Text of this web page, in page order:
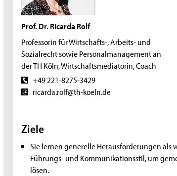
Prof. Dr. Ricarda Rolf
Professorin für Wirtschafts-, Arbeits- und
Sozialrecht sowie Personalmanagement an
der TH Köln, Wirtschaftsmediatorin, Coach
+49 221-8275-3429
ricarda.rolf@th-koeln.de
Ziele
Sie lernen generelle Herausforderungen
Führungs- und Kommunikationsstil, um
lösen.